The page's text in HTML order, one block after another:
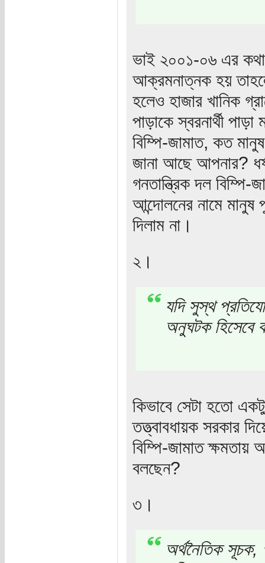
ভাই ২০০১-০৬ এর
আক্রমনাত্নক হয়
হলেও হাজার খানিক
পাড়াকে স্বরনার্থী
বিম্পি-জামাত, কত
জানা আছে আপনার?
গনতান্ত্রিক দল
আন্দোলনের নামে মানুষ
দিলাম না।
২।
যদি সুস্থ
অনুঘটক হিসেবে
কিভাবে সেটা হতো
তত্ত্বাবধায়ক সরকার
বিম্পি-জামাত ক্ষমতায়
বলছেন?
৩।
অর্থনৈতিক সূচক,